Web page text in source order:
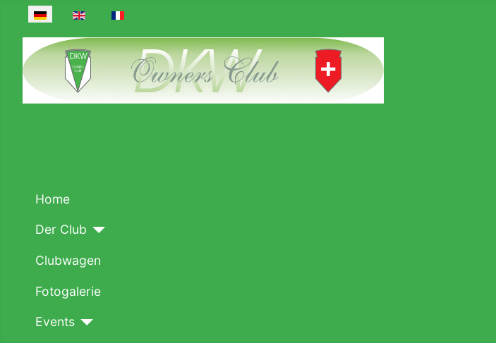
Sprache auswählen
Home
Der Club
Clubwagen
Fotogalerie
Events